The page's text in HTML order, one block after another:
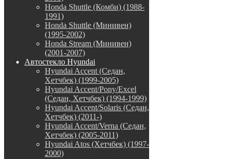
Honda Shuttle (Комби) (1988-
1991)
Honda Shuttle (Минивен)
(1995-2002)
Honda Stream (Минивен)
(2001-2007)
Автостекло Hyundai
Hyundai Accent (Седан,
Хетчбек) (1999-2005)
Hyundai Accent/Pony/Excel
(Седан, Хетчбек) (1994-1999)
Hyundai Accent/Solaris (Седан,
Хетчбек) (2011-)
Hyundai Accent/Verna (Седан,
Хетчбек) (2005-2011)
Hyundai Atos (Хетчбек) (1997-
2000)